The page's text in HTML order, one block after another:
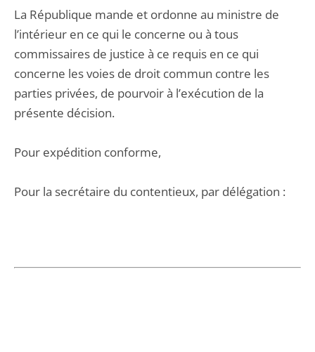
La République mande et ordonne au ministre de
l’intérieur en ce qui le concerne ou à tous
commissaires de justice à ce requis en ce qui
concerne les voies de droit commun contre les
parties privées, de pourvoir à l’exécution de la
présente décision.
Pour expédition conforme,
Pour la secrétaire du contentieux, par délégation :